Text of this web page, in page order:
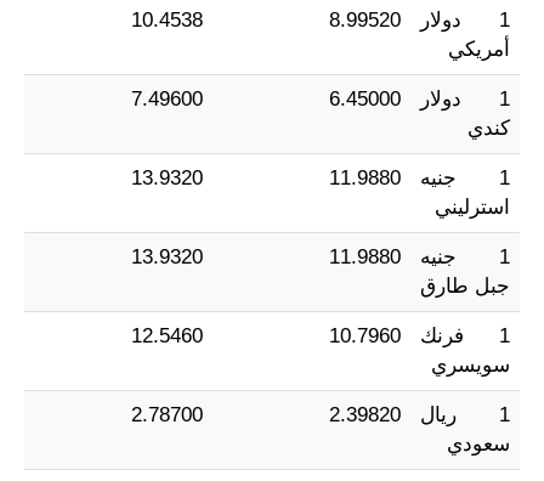
1 دولار
أمريكي
8.99520
10.4538
1 دولار
كندي
6.45000
7.49600
1 جنيه
استرليني
11.9880
13.9320
1 جنيه
جبل طارق
11.9880
13.9320
1 فرنك
سويسري
10.7960
12.5460
1 ريال
سعودي
2.39820
2.78700